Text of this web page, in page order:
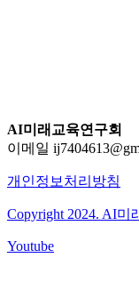
AI미래교육연구회
이메일
개인정보처리방침
Copyright 2024. AI미
Youtube